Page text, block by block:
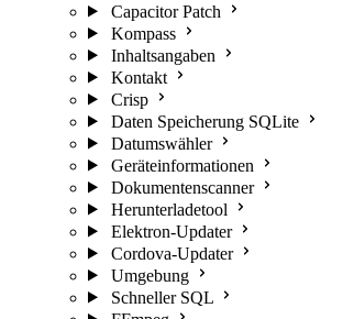
Capacitor Patch
Kompass
Inhaltsangaben
Kontakt
Crisp
Daten Speicherung SQLite
Datumswähler
Geräteinformationen
Dokumentenscanner
Herunterladetool
Elektron-Updater
Cordova-Updater
Umgebung
Schneller SQL